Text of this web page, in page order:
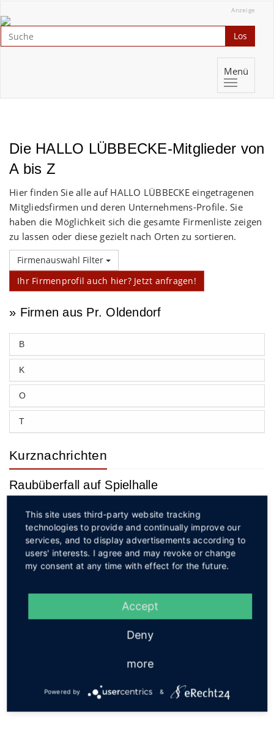
Anzeige
Los
Menü
Die HALLO LÜBBECKE-Mitglieder von
A bis Z
Hier finden Sie alle auf HALLO LÜBBECKE eingetragenen
Mitgliedsfirmen und deren Unternehmens-Profile. Sie
haben die Möglichkeit sich die gesamte Firmenliste zeigen
zu lassen oder diese gezielt nach Orten zu sortieren.
Firmenauswahl Filter
Ihr Firmenprofil auch hier? Jetzt anfragen!
» Firmen aus Pr. Oldendorf
B
K
O
T
Kurznachrichten
Raubüberfall auf Spielhalle
Ein bisher Unbekannter überfiel in den Morgenstunden des
Montags eine Spielhalle in Hille. Mit erbeutetem Bargeld
gelang dem Täter die Flucht.weiterlesen
This site uses third-party website tracking
technologies to provide and continually improve our
services, and to display advertisements according to
users' interests. I agree and may revoke or change
my consent at any time with effect for the future.
Accept
Deny
more
Powered by &